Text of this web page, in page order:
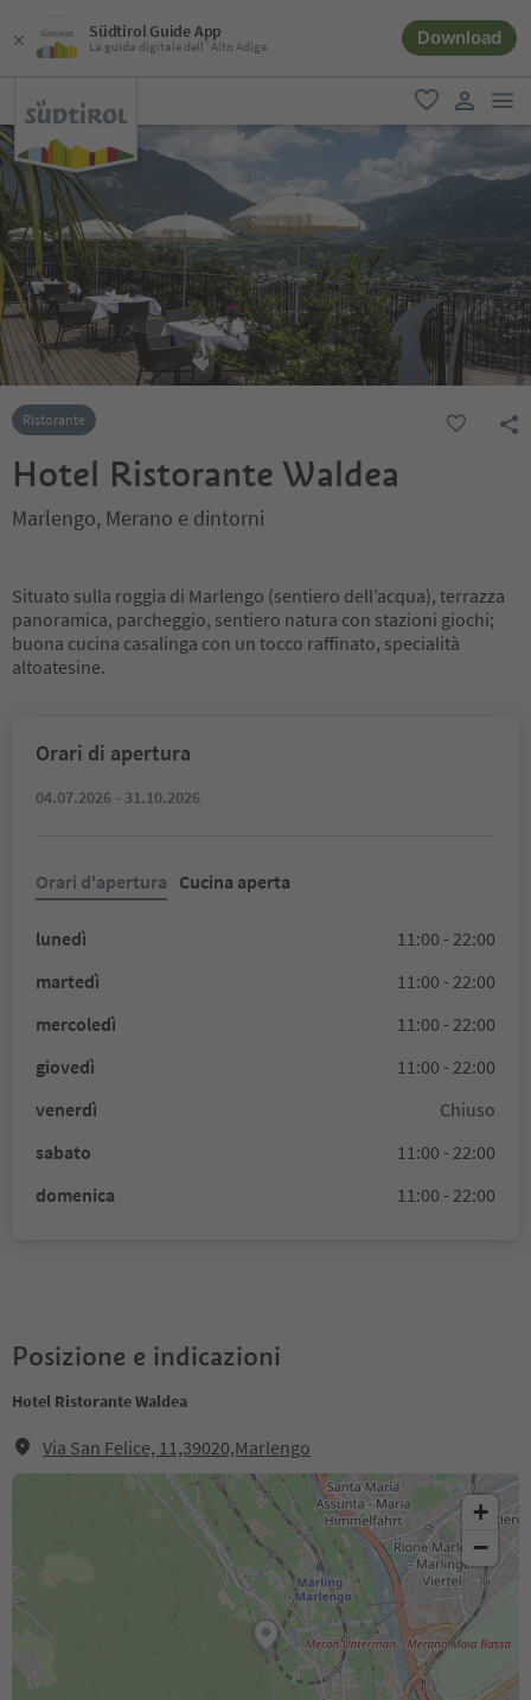
Südtirol Guide App
La guida digitale dell´Alto Adige Download
favoriti
user link
Ristorante
Hotel Ristorante Waldea
Marlengo, Merano e dintorni
Situato sulla roggia di Marlengo (sentiero dell’acqua), terrazza
panoramica, parcheggio, sentiero natura con stazioni giochi;
buona cucina casalinga con un tocco raffinato, specialità
altoatesine.
Orari di apertura
04.07.2026 - 31.10.2026
Orari d'apertura Cucina aperta
lunedì
11:00 - 22:00
martedì
11:00 - 22:00
mercoledì
11:00 - 22:00
giovedì
11:00 - 22:00
venerdì
Chiuso
sabato
11:00 - 22:00
domenica
11:00 - 22:00
Posizione e indicazioni
Hotel Ristorante Waldea
Via San Felice, 11,39020,Marlengo
+
−